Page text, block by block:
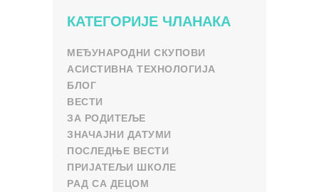
КАТЕГОРИЈЕ ЧЛАНАКА
МЕЂУНАРОДНИ СКУПОВИ
АСИСТИВНА ТЕХНОЛОГИЈА
БЛОГ
ВЕСТИ
ЗА РОДИТЕЉЕ
ЗНАЧАЈНИ ДАТУМИ
ПОСЛЕДЊЕ ВЕСТИ
ПРИЈАТЕЉИ ШКОЛЕ
РАД СА ДЕЦОМ